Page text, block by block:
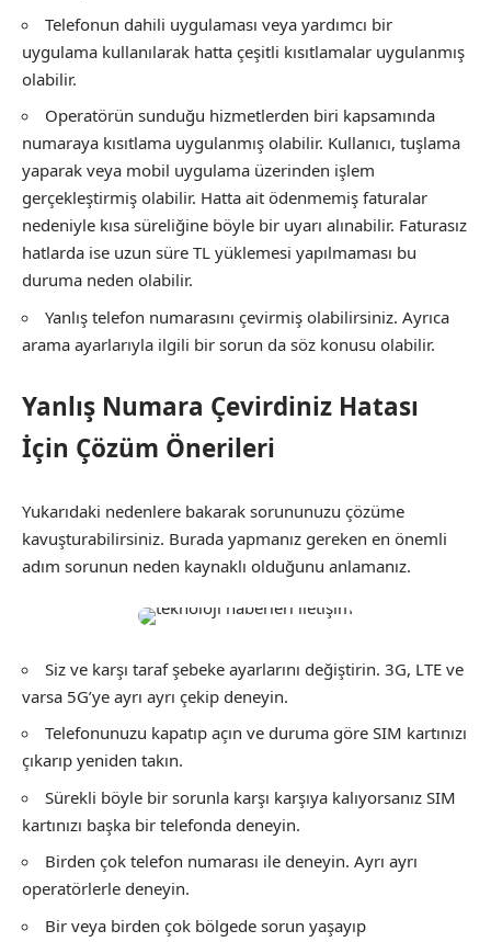
Telefonun dahili uygulaması veya yardımcı bir
uygulama kullanılarak hatta çeşitli kısıtlamalar uygulanmış
olabilir.
Operatörün sunduğu hizmetlerden biri kapsamında
numaraya kısıtlama uygulanmış olabilir. Kullanıcı, tuşlama
yaparak veya mobil uygulama üzerinden işlem
gerçekleştirmiş olabilir. Hatta ait ödenmemiş faturalar
nedeniyle kısa süreliğine böyle bir uyarı alınabilir. Faturasız
hatlarda ise uzun süre TL yüklemesi yapılmaması bu
duruma neden olabilir.
Yanlış telefon numarasını çevirmiş olabilirsiniz. Ayrıca
arama ayarlarıyla ilgili bir sorun da söz konusu olabilir.
Yanlış Numara Çevirdiniz Hatası
İçin Çözüm Önerileri
Yukarıdaki nedenlere bakarak sorununuzu çözüme
kavuşturabilirsiniz. Burada yapmanız gereken en önemli
adım sorunun neden kaynaklı olduğunu anlamanız.
Siz ve karşı taraf şebeke ayarlarını değiştirin. 3G, LTE ve
varsa 5G’ye ayrı ayrı çekip deneyin.
Telefonunuzu kapatıp açın ve duruma göre SIM kartınızı
çıkarıp yeniden takın.
Sürekli böyle bir sorunla karşı karşıya kalıyorsanız SIM
kartınızı başka bir telefonda deneyin.
Birden çok telefon numarası ile deneyin. Ayrı ayrı
operatörlerle deneyin.
Bir veya birden çok bölgede sorun yaşayıp